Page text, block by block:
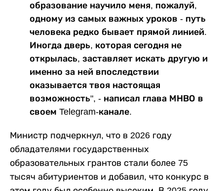
образование научило меня, пожалуй,
одному из самых важных уроков - путь
человека редко бывает прямой линией.
Иногда дверь, которая сегодня не
открылась, заставляет искать другую и
именно за ней впоследствии
оказывается твоя настоящая
возможность", - написал глава МНВО в
своем Telegram-канале.
Министр подчеркнул, что в 2026 году
обладателями государственных
образовательных грантов стали более 75
тысяч абитуриентов и добавил, что конкурс в